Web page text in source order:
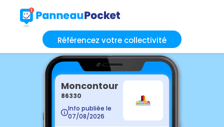
Référencez votre collectivité
Moncontour
86330
Info publiée le
07/08/2026